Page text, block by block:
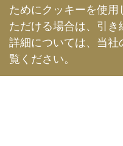
受信時間：AM10:30~12:30
中国現地旅行会社として
よう、全力でサポー
ためにクッキーを使
ただける場合は、引き
詳細については、当社
覧ください。